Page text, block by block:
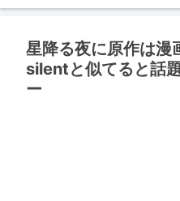
星降る夜に原作は漫
silentと似てると話
ー